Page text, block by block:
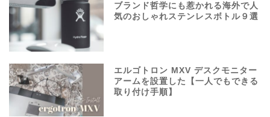
ブランド哲学にも惹かれる海外で人
気のおしゃれステンレスボトル９選
エルゴトロン MXV デスクモニター
アームを設置した【一人でもできる
取り付け手順】